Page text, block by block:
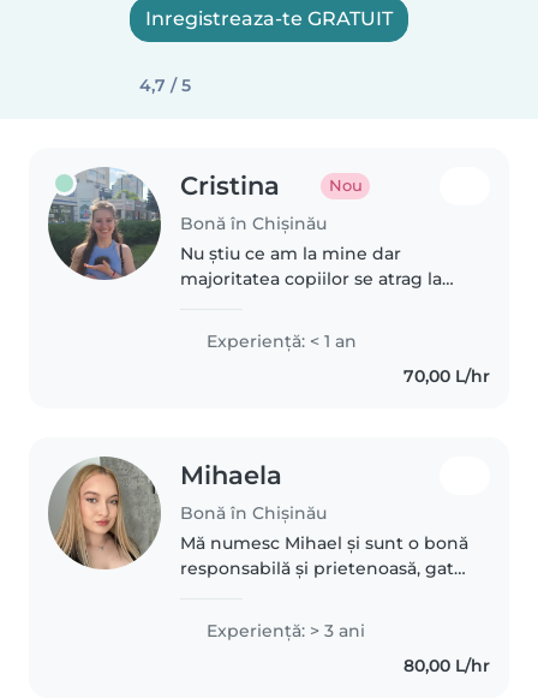
Inregistreaza-te GRATUIT
4,7 / 5
Cristina Nou
Bonă în Chișinău
Nu știu ce am la mine dar
majoritatea copiilor se atrag la
simt bine cu ei, experiență mare
cu copiii nu am. Sunt o persoană
foarte prietenoasă și creativă...
Experienţă: < 1 an
70,00 L/hr
Mihaela
Bonă în Chișinău
Mă numesc Mihael și sunt o bonă
responsabilă și prietenoasă, gata
copiilor în vârstă de 1-3 ani.
Experienţă: > 3 ani
80,00 L/hr